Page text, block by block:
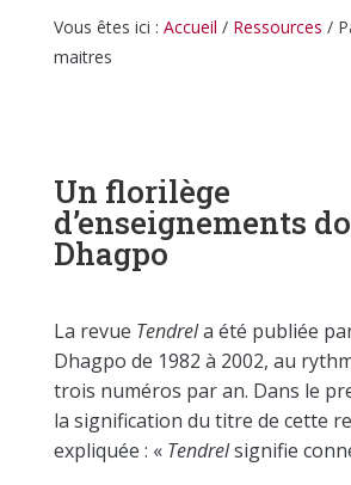
Vous êtes ici : Accueil / Ressources /
maitres
Un florilège
d’enseignements
Dhagpo
La revue Tendrela été publiée
Dhagpo de 1982 à 2002, au
trois numéros par an. Dans le
la signification du titre de cette
expliquée : « Tendrelsignifie